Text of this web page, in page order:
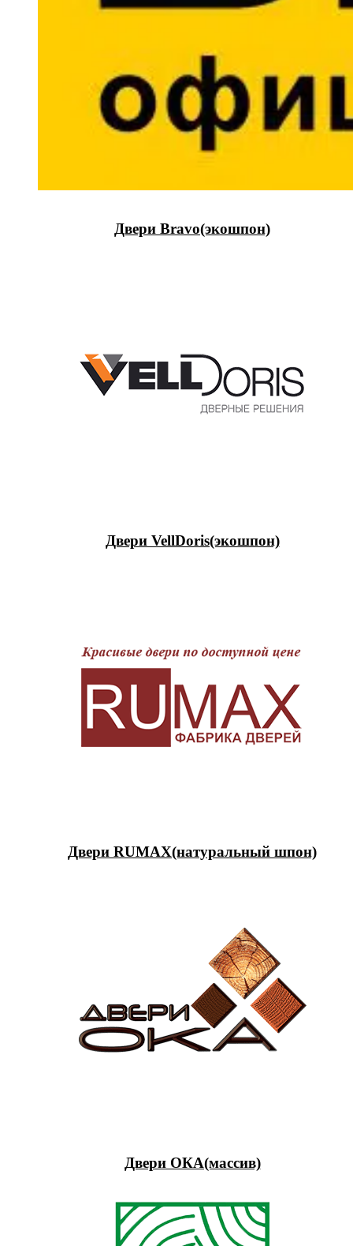
Двери Bravo(экошпон)
Двери VellDoris(экошпон)
Двери RUMAX(натуральный шпон)
Двери ОКА(массив)